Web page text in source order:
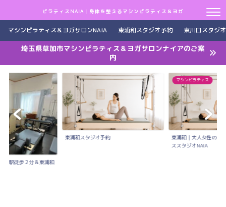
ピラティスNAIA｜身体を整えるマシンピラティス＆ヨガ
マシンピラティス＆ヨガサロンNAIA 東浦和スタジオ予約 東川口スタジ
埼玉県草加市マシンピラティス＆ヨガサロンナイアのご案
内
口駅徒歩２分＆東浦和
東浦和スタジオ予約
マシンピラティス
東浦和｜大人女性のた
ススタジオNAIA